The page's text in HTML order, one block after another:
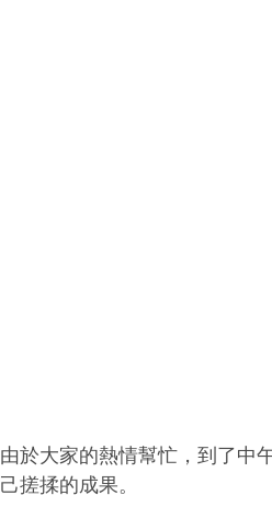
由於大家的熱情幫忙，到了中
己搓揉的成果。